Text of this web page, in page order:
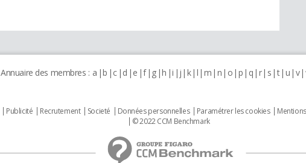
Annuaire des membres : a b c d e f g h i j k l m n o p q r s t u v
Publicité Recrutement Societé Données personnelles Paramétrer les cookies
© 2022 CCM Benchmark